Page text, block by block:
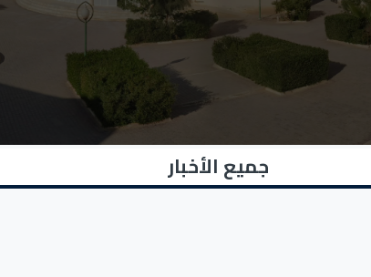
جميع الأخبار